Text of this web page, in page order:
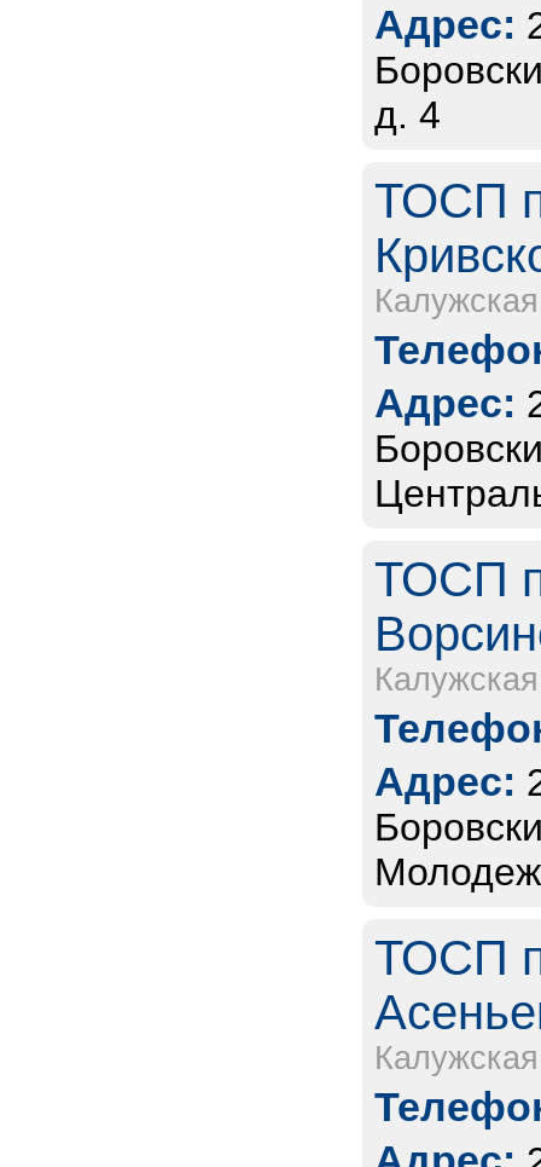
Адрес:
д. 4
ТОСП
Адрес:
ТОСП
Адрес:
ТОСП